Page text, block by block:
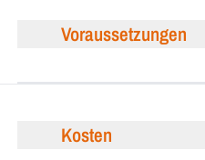
Voraussetzungen
Kosten